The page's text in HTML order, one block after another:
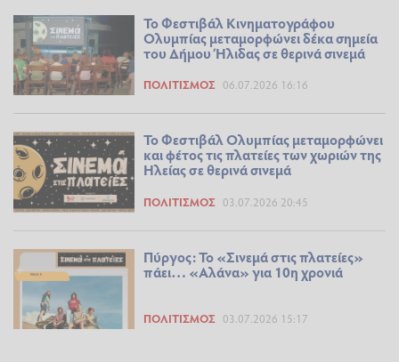
Το Φεστιβάλ Κινηματογράφου
Ολυμπίας μεταμορφώνει δέκα σημεία
του Δήμου Ήλιδας σε θερινά σινεμά
ΠΟΛΙΤΙΣΜΌΣ 06.07.2026 16:16
Το Φεστιβάλ Ολυμπίας μεταμορφώνει
και φέτος τις πλατείες των χωριών της
Ηλείας σε θερινά σινεμά
ΠΟΛΙΤΙΣΜΌΣ 03.07.2026 20:45
Πύργος: Το «Σινεμά στις πλατείες»
πάει… «Αλάνα» για 10η χρονιά
ΠΟΛΙΤΙΣΜΌΣ 03.07.2026 15:17